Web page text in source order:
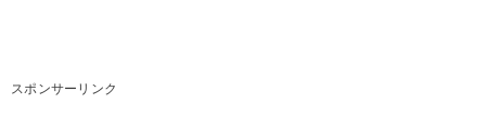
スポンサーリンク